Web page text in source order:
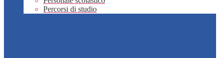
Percorsi di studio